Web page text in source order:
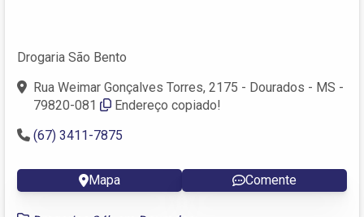
Drogaria São Bento
Rua Weimar Gonçalves Torres, 2175 - Dourados - MS -
79820-081
Endereço copiado!
(67) 3411-7875
Mapa Comente